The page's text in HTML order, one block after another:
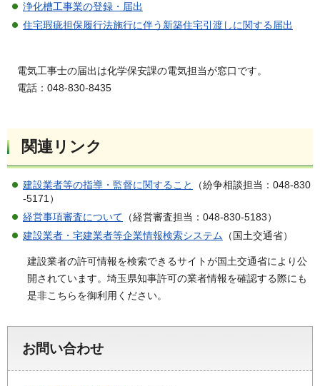
浄化槽工事業の登録・届出
住宅瑕疵担保履行法施行に伴う新築住宅引渡しに関する届出
電気工事士の届出は化学保安課の電気担当が窓口です。
電話：048-830-8435
関連リンク
建設業者等の指導・監督に関すること
（紛争相談担当：048-830
-5171）
経営事項審査について （経営審査担当：048-830-5183）
建設業者・宅建業者等企業情報検索システム （国土交通省）
建設業者の許可情報を検索できるサイトが国土交通省により公
開されています。埼玉県知事許可の業者情報を確認する際にも
是非こちらを御利用ください。
お問い合わせ